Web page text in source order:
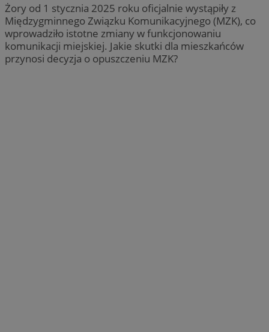
Żory od 1 stycznia 2025 roku oficjalnie wystąpiły z
Międzygminnego Związku Komunikacyjnego (MZK), co
wprowadziło istotne zmiany w funkcjonowaniu
komunikacji miejskiej. Jakie skutki dla mieszkańców
przynosi decyzja o opuszczeniu MZK?